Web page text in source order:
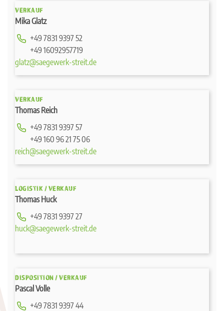
VERKAUF
Mika Glatz
+49 7831 9397 52
+49 16092957719
glatz@saegewerk-streit.de
VERKAUF
Thomas Reich
+49 7831 9397 57
+49 160 96 21 75 06
reich@saegewerk-streit.de
LOGISTIK / VERKAUF
Thomas Huck
+49 7831 9397 27
huck@saegewerk-streit.de
DISPOSITION / VERKAUF
Pascal Volle
+49 7831 9397 44